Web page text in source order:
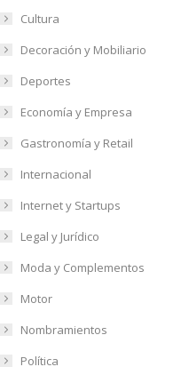
Cultura
Decoración y Mobiliario
Deportes
Economía y Empresa
Gastronomía y Retail
Internacional
Internet y Startups
Legal y Jurídico
Moda y Complementos
Motor
Nombramientos
Política